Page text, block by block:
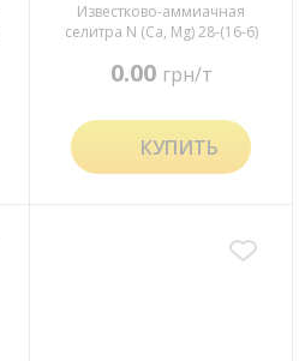
Известково-аммиачная
селитра N (Ca, Mg) 28-(16-6)
0.00 грн/т
КУПИТЬ